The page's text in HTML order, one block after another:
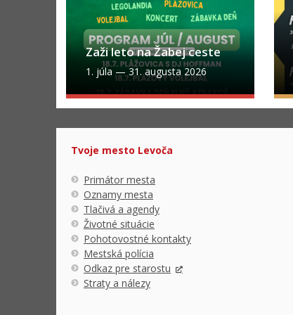
Zaži leto na Žabej ceste
1. júla—31. augusta 2026
Tvoje mesto Levoča
Primátor mesta
Oznamy mesta
Tlačivá a agendy
Životné situácie
Pohotovostné kontakty
Mestská polícia
Odkaz pre starostu
Straty a nálezy